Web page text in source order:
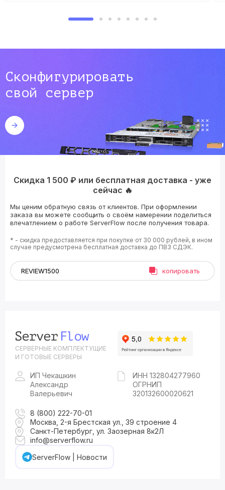
Сконфигурировать
свой сервер
Скидка 1 500 ₽ или бесплатная доставка - уже
сейчас 🔥
Мы ценим обратную связь от клиентов. При оформлении
заказа вы можете сообщить о своём намерении поделиться
впечатлением о работе ServerFlow после получения товара.
* - скидка предоставляется при покупке от 30 000 рублей, в ином
случае предусмотрена бесплатная доставка до ПВЗ СДЭК.
копировать
СЕРВЕРНЫЕ КОМПЛЕКТУЩИЕ
И ГОТОВЫЕ СЕРВЕРЫ
ИП Чекашкин
Александр
Валерьевич
ИНН 132804277960
ОГРНИП
320132600020621
8 (800) 222-70-01
Москва, 2-я Брестская ул., 39 строение 4
Санкт-Петербург, ул. Заозерная 8к2Л
info@serverflow.ru
ServerFlow | Новости